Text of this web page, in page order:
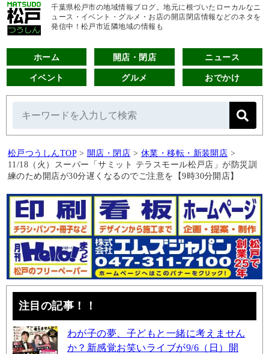
千葉県松戸市の地域情報ブログ。地元に根づいたローカルなニ
ュース・イベント・グルメ・お店の開店閉店情報などのネタを
発信中！松戸市近隣地域の情報も
ホーム 開店・閉店 ニュース
イベント グルメ おでかけ
松戸つうしんTOP > 開店・閉店 > 休業・移転・新装開店 >
11/18（火）スーパー「サミット テラスモール松戸店」が防災訓
練のため開店が30分遅くなるのでご注意を【9時30分開店】
注目の記事！！
わが子の夢、子どもと一緒に考えません
か？新感覚お笑いライブが9/6（日）開